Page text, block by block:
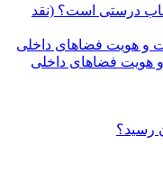
درستی است؟ (نقد
هویت فضاهای داخلی
رسید؟